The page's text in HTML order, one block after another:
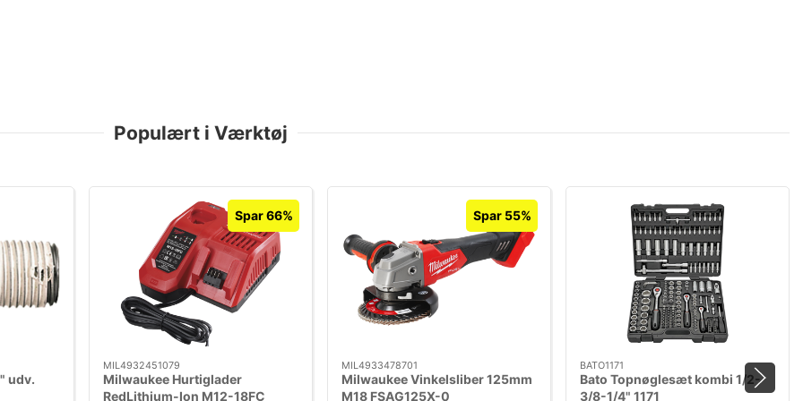
Populært i Værktøj
udv.
Spar 66%
MIL4932451079
Milwaukee Hurtiglader
RedLithium-Ion M12-18FC
Spar 55%
MIL4933478701
Milwaukee Vinkelsliber 125mm
M18 FSAG125X-0
BATO1171
Bato Topnøglesæt kombi 1/2-
3/8-1/4" 1171